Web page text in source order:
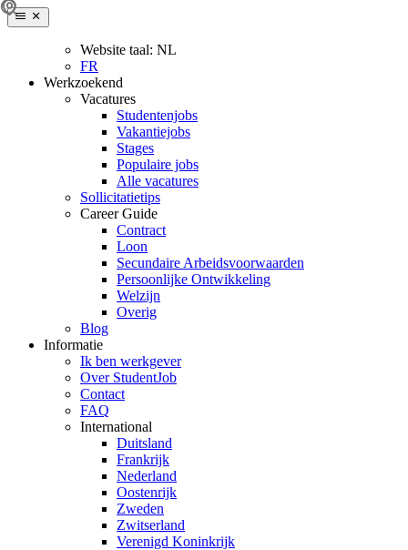
Website taal: NL
FR
Werkzoekend
Vacatures
Studentenjobs
Vakantiejobs
Stages
Populaire jobs
Alle vacatures
Sollicitatietips
Career Guide
Contract
Loon
Secundaire Arbeidsvoorwaarden
Persoonlijke Ontwikkeling
Welzijn
Overig
Blog
Informatie
Ik ben werkgever
Over StudentJob
Contact
FAQ
International
Duitsland
Frankrijk
Nederland
Oostenrijk
Zweden
Zwitserland
Verenigd Koninkrijk